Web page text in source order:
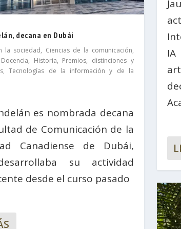
decana en Dubái
la sociedad, Ciencias de la comunicación,
Docencia, Historia, Premios, distinciones y
,Tecnologías de la información y de la
es nombrada decana
de Comunicación de la
Canadiense de Dubái,
su actividad
desde el curso pasado